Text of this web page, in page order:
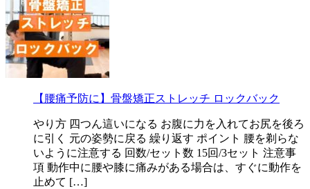
【腰痛予防に】骨盤矯正ストレッチ ロックバック
やり方 四つん這いになる お腹に力を入れてお尻を後ろ
に引く 元の姿勢に戻る 繰り返す ポイント 腰を剃らな
いように注意する 回数/セット数 15回/3セット 注意事
項 動作中に腰や膝に痛みがある場合は、すぐに動作を
止めて […]